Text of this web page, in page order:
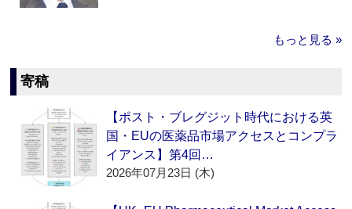
もっと見る »
寄稿
【ポスト・ブレグジット時代における英
国・EUの医薬品市場アクセスとコンプラ
イアンス】第4回…
2026年07月23日 (木)